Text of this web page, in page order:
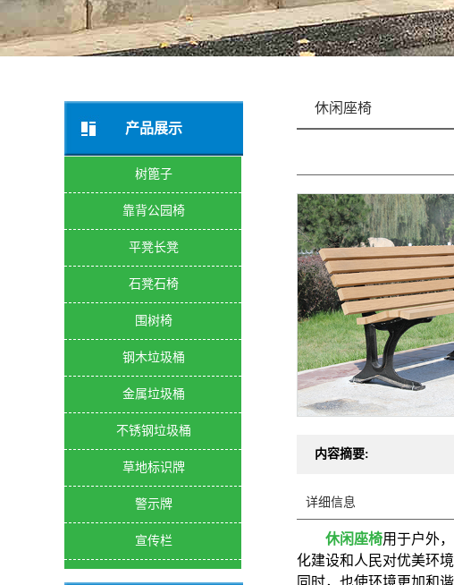
产品展示
树篦子
靠背公园椅
平凳长凳
石凳石椅
围树椅
钢木垃圾桶
金属垃圾桶
不锈钢垃圾桶
草地标识牌
警示牌
宣传栏
休闲座椅
内容摘要:
详细信息
休闲座椅用于户外
化建设和人民对优美环
同时，也使环境更加和